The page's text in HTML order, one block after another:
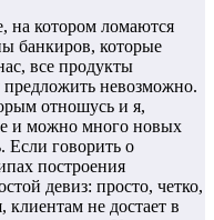
на котором ломаются
банкиров, которые
все продукты
невозможно.
отношусь и я,
и можно много новых
Если говорить о
построения
девиз: просто, четко,
не достает в